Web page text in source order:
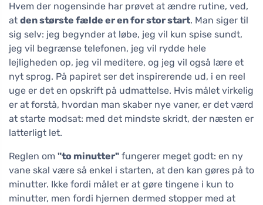
Hvem der nogensinde har prøvet at ændre rutine, ved,
at den største fælde er en for stor start. Man siger til
sig selv: jeg begynder at løbe, jeg vil kun spise sundt,
jeg vil begrænse telefonen, jeg vil rydde hele
lejligheden op, jeg vil meditere, og jeg vil også lære et
nyt sprog. På papiret ser det inspirerende ud, i en reel
uge er det en opskrift på udmattelse. Hvis målet virkelig
er at forstå, hvordan man skaber nye vaner, er det værd
at starte modsat: med det mindste skridt, der næsten er
latterligt let.
Reglen om "to minutter" fungerer meget godt: en ny
vane skal være så enkel i starten, at den kan gøres på to
minutter. Ikke fordi målet er at gøre tingene i kun to
minutter, men fordi hjernen dermed stopper med at